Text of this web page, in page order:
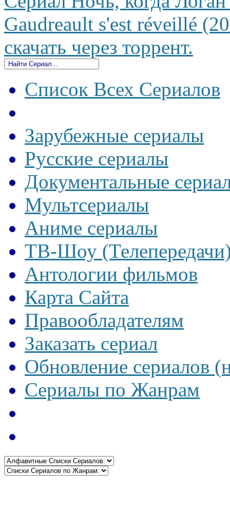
Gaudreault s'est réveillé
скачать через торрент.
Список Всех Сериалов
Зарубежные сериалы
Русские сериалы
Документальные
Мультсериалы
Аниме сериалы
ТВ-Шоу
Антологии фильмов
Карта Сайта
Правообладателям
Заказать сериал
Обновление сериалов
Сериалы по Жанрам